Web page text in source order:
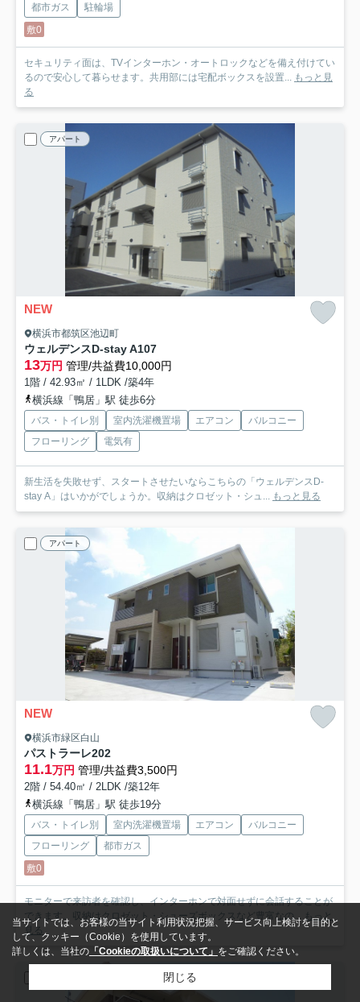
都市ガス
駐輪場
敷0
セキュリティ面は、TVインターホン・オートロックなどを備え付けてい
るので安心して暮らせます。共用部には宅配ボックスを設置...
もっと見
る
アパート
NEW
横浜市都筑区池辺町
ウェルデンスD-stay A107
13万円 管理/共益費10,000円
1階 / 42.93㎡ / 1LDK /築4年
横浜線「鴨居」駅 徒歩6分
バス・トイレ別 室内洗濯機置場 エアコン
バルコニー
フローリング
電気有
新生活を失敗せず、スタートさせたいならこちらの「ウェルデンスD-
stay A」はいかがでしょうか。収納はクロゼット・シュ...
もっと見る
アパート
NEW
横浜市緑区白山
パストラーレ202
11.1万円 管理/共益費3,500円
2階 / 54.40㎡ / 2LDK /築12年
横浜線「鴨居」駅 徒歩19分
バス・トイレ別 室内洗濯機置場 エアコン
バルコニー
フローリング
都市ガス
敷0
モニターで来訪者を確認し、インターホンで対面せずに会話することが
できます。収納はクロゼット・シューズボックスなど豊富なの... もっと
見る
当サイトでは、お客様の当サイト利用状況把握、サービス向上検討を目的と
して、クッキー（Cookie）を使用しています。
詳しくは、当社の 「Cookieの取扱いについて」 をご確認ください。
閉じる